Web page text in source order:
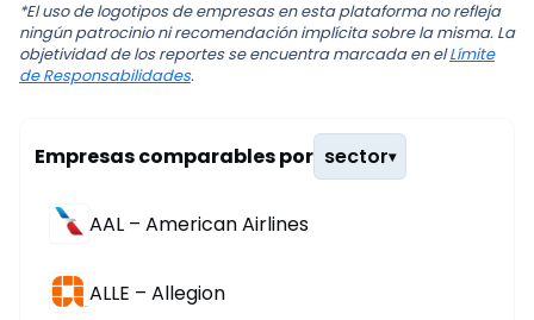
*El uso de logotipos de empresas en esta plataforma no refleja
ningún patrocinio ni recomendación implícita sobre la misma. La
objetividad de los reportes se encuentra marcada en elLímite
de Responsabilidades.
Empresas comparables por sector▾
AAL – American Airlines
ALLE – Allegion